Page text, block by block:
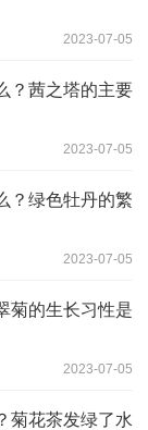
2023-07-05
？茜之塔的主要
2023-07-05
？绿色牡丹的繁
2023-07-05
菊的生长习性是
2023-07-05
菊花茶发绿了水